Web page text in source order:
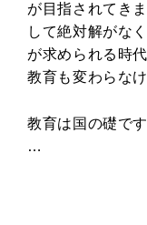
が目指されてき
して絶対解がな
が求められる時
教育も変わらな
教育は国の礎で
…